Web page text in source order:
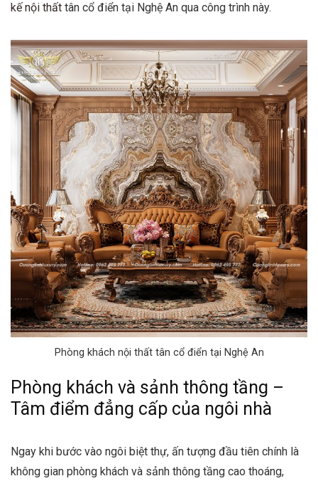
kế nội thất tân cổ điển tại Nghệ An qua công trình này.
Phòng khách nội thất tân cổ điển tại Nghệ An
Phòng khách và sảnh thông tầng –
Tâm điểm đẳng cấp của ngôi nhà
Ngay khi bước vào ngôi biệt thự, ấn tượng đầu tiên chính là
không gian phòng khách và sảnh thông tầng cao thoáng,